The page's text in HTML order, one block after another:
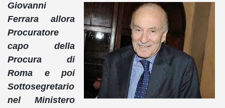
Giovanni
Ferrara allora
Procuratore
capo della
Procura di
Roma e poi
Sottosegretario
nel Ministero